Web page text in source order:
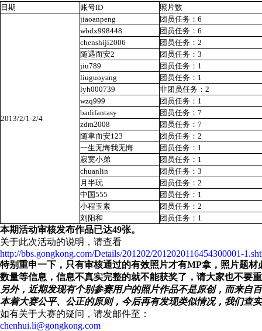
日期 账号ID 照片数
2013/2/1-2/4
jiaoanpeng
团员任务：6
wbdx998448
团员任务：6
chenshiji2006
团员任务：2
随遇而安2
团员任务：3
jiu789
团员任务：1
liuguoyang
团员任务：1
lyh000739
非团员任务：2
wzq999
团员任务：1
badifantasy
团员任务：7
zdm2008
团员任务：7
随聿而安123
团员任务：2
一生无悔我无悔
团员任务：1
寂寞小弟
团员任务：1
chuanlin
团员任务：3
月半玩
团员任务：2
中国555
团员任务：1
小程玉素
团员任务：2
刘阳和
团员任务：1
本期活动审核发布作品已达49张。
关于此次活动的说明，请查看
http://bbs.gongkong.com/Details/201202/2012020116454300001-
特别重申一下，只有审核通过的有效照片才有MP拿，照片题
数量等信息，信息不真实完整的就不能获奖了，请大家也不要
另外，近期发现有个别参赛用户的照片作品不是原创，而来自
本着大赛公平、公正的原则，今后再有发现类似情况，我们查
如有关于大赛的疑问，请发邮件至：
chenhui.li@gongkong.com